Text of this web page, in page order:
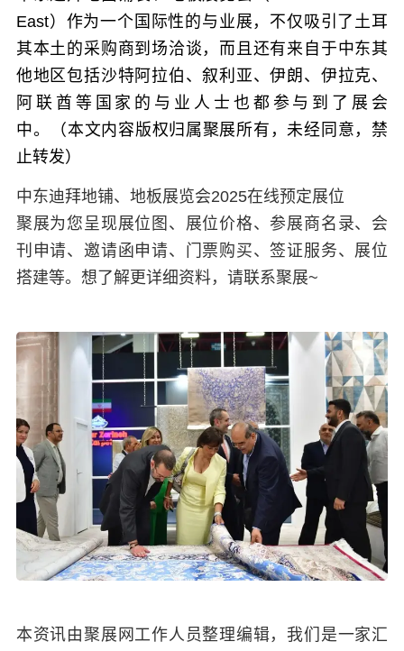
East）作为一个国际性的与业展，不仅吸引了土耳
其本土的采购商到场洽谈，而且还有来自于中东其
他地区包括沙特阿拉伯、叙利亚、伊朗、伊拉克、
阿联酋等国家的与业人士也都参与到了展会
中。 （本文内容版权归属聚展所有，未经同意，禁
止转发）
中东迪拜地铺、地板展览会2025在线预定展位
聚展为您呈现展位图、展位价格、参展商名录、会
刊申请、邀请函申请、门票购买、签证服务、展位
搭建等。想了解更详细资料，请联系聚展~
本资讯由聚展网工作人员整理编辑，我们是一家汇